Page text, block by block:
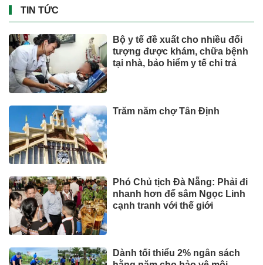
Miền Bắc có nơi mưa to đến rất
to, đề phòng dông lốc
Những bức ảnh chưa từng
Đầu tư